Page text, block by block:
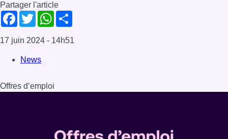
Partager l'article
Facebook
TwitterWhatsApp
17 juin 2024 - 14h51
News
Offres d’emploi